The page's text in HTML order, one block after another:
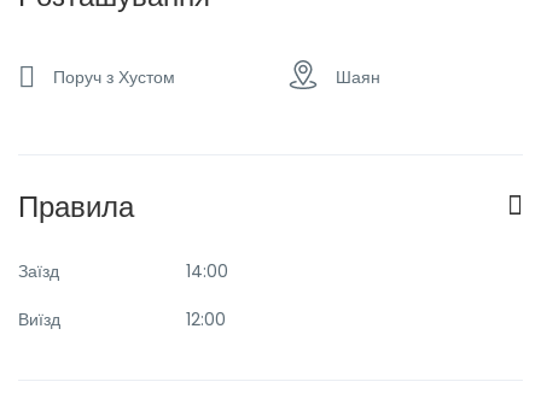
Поруч з Хустом Шаян
Правила
Заїзд
14:00
Виїзд
12:00